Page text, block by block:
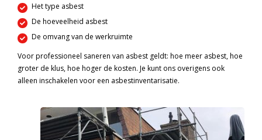
Het type asbest
De hoeveelheid asbest
De omvang van de werkruimte
Voor professioneel saneren van asbest geldt: hoe meer asbest, hoe
groter de klus, hoe hoger de kosten. Je kunt ons overigens ook
alleen inschakelen voor een asbestinventarisatie.